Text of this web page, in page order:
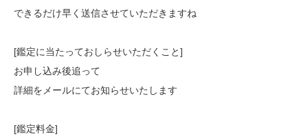
できるだけ早く送信させていただきますね
[鑑定に当たっておしらせいただくこと]
お申し込み後追って
詳細をメールにてお知らせいたします
[鑑定料金]